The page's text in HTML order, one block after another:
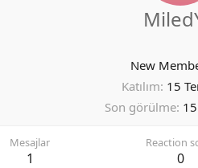
New
Katılım 15
Son görülme
Mesajlar
1
Reaction
0